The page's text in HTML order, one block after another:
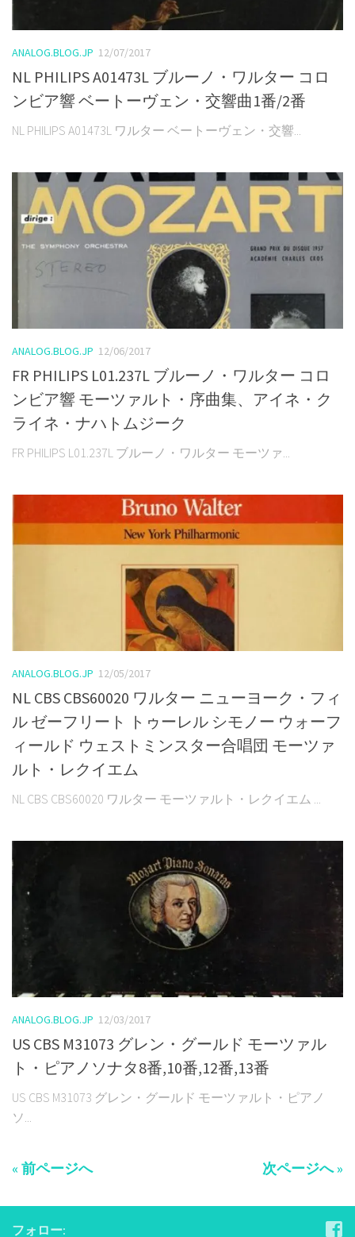
ANALOG.BLOG.JP 12/07/2017
NL PHILIPS A01473L ブルーノ・ワルター コロ
ンビア響 ベートーヴェン・交響曲1番/2番
NL PHILIPS A01473L ワルター ベートーヴェン・交響...
ANALOG.BLOG.JP 12/06/2017
FR PHILIPS L01.237L ブルーノ・ワルター コロ
ンビア響 モーツァルト・序曲集、アイネ・ク
ライネ・ナハトムジーク
FR PHILIPS L01.237L ブルーノ・ワルター モーツァ...
ANALOG.BLOG.JP 12/05/2017
NL CBS CBS60020 ワルター ニューヨーク・フィ
ル ゼーフリート トゥーレル シモノー ウォーフ
ィールド ウェストミンスター合唱団 モーツァ
ルト・レクイエム
NL CBS CBS60020 ワルター モーツァルト・レクイエム ...
ANALOG.BLOG.JP 12/03/2017
US CBS M31073 グレン・グールド モーツァル
ト・ピアノソナタ8番,10番,12番,13番
US CBS M31073 グレン・グールド モーツァルト・ピアノ
ソ...
« 前ページへ 次ページへ »
フォロー: